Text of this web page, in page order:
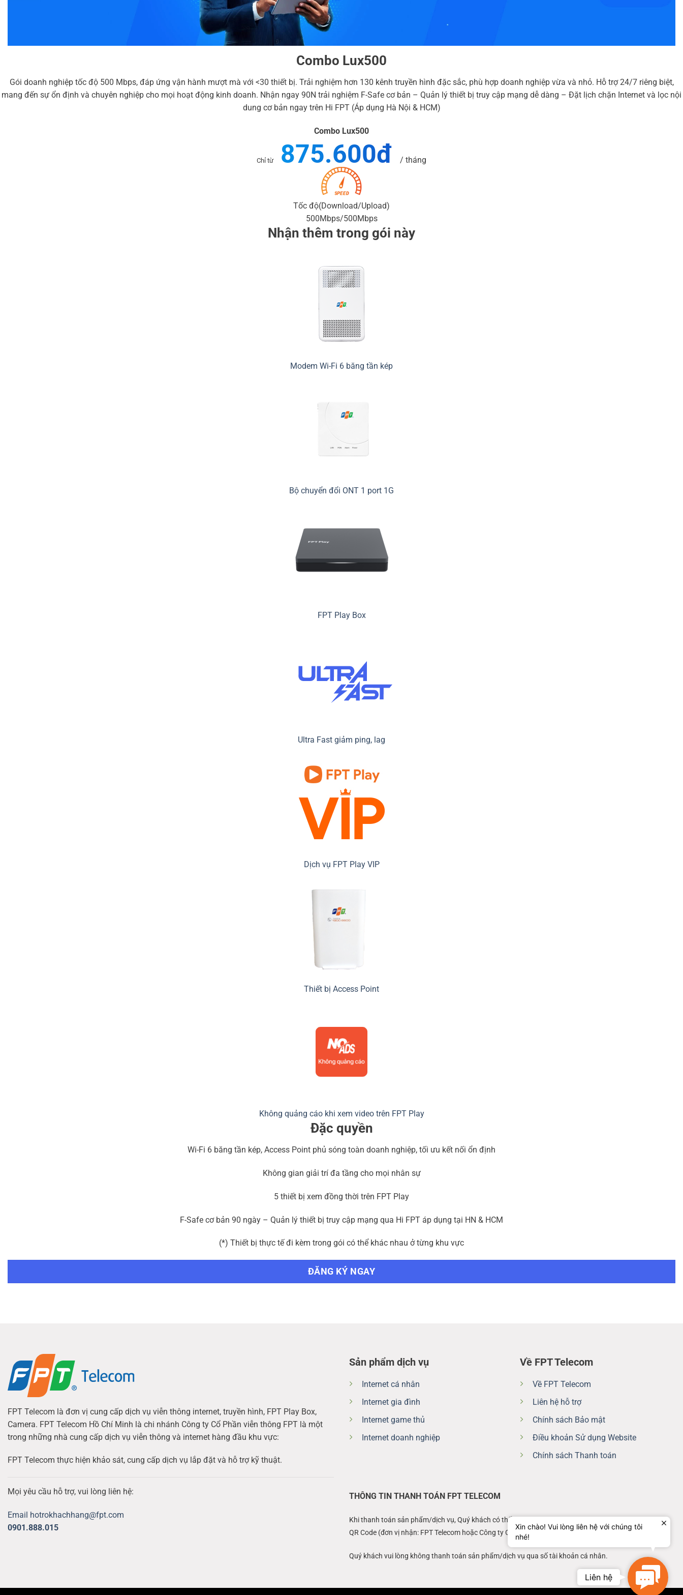
Combo Lux500
Gói doanh nghiệp tốc độ 500 Mbps, đáp ứng vận hành mượt mà với <30 thiết bị. Trải nghiệm hơn 130 kênh truyền hình đặc sắc, phù hợp doanh nghiệp vừa và nhỏ. Hỗ trợ 24/7 riêng biệt,
mang đến sự ổn định và chuyên nghiệp cho mọi hoạt động kinh doanh. Nhận ngay 90N trải nghiệm F-Safe cơ bản – Quản lý thiết bị truy cập mạng dễ dàng – Đặt lịch chặn Internet và lọc nội
dung cơ bản ngay trên Hi FPT (Áp dụng Hà Nội & HCM)
Combo Lux500
Chỉ từ 875.600đ / tháng
Tốc độ(Download/Upload)
500Mbps/500Mbps
Nhận thêm trong gói này
Modem Wi-Fi 6 băng tần kép
Bộ chuyển đổi ONT 1 port 1G
FPT Play Box
Ultra Fast giảm ping, lag
Dịch vụ FPT Play VIP
Thiết bị Access Point
Không quảng cáo khi xem video trên FPT Play
Đặc quyền
Wi-Fi 6 băng tần kép, Access Point phủ sóng toàn doanh nghiệp, tối ưu kết nối ổn định
Không gian giải trí đa tầng cho mọi nhân sự
5 thiết bị xem đồng thời trên FPT Play
F-Safe cơ bản 90 ngày – Quản lý thiết bị truy cập mạng qua Hi FPT áp dụng tại HN & HCM
(*) Thiết bị thực tế đi kèm trong gói có thể khác nhau ở từng khu vực
ĐĂNG KÝ NGAY
FPT Telecom là đơn vị cung cấp dịch vụ viễn thông internet, truyền hình, FPT Play Box,
Camera. FPT Telecom Hồ Chí Minh là chi nhánh Công ty Cổ Phần viễn thông FPT là một
trong những nhà cung cấp dịch vụ viễn thông và internet hàng đầu khu vực:
FPT Telecom thực hiện khảo sát, cung cấp dịch vụ lắp đặt và hỗ trợ kỹ thuật.
Mọi yêu cầu hỗ trợ, vui lòng liên hệ:
Email hotrokhachhang@fpt.com
0901.888.015
Sản phẩm dịch vụ
Internet cá nhân
Internet gia đình
Internet game thủ
Internet doanh nghiệp
Về FPT Telecom
Về FPT Telecom
Liên hệ hỗ trợ
Chính sách Bảo mật
Điều khoản Sử dụng Website
Chính sách Thanh toán
THÔNG TIN THANH TOÁN FPT TELECOM
Khi thanh toán sản phẩm/dịch vụ, Quý khách có thể thực hiện thanh toán qua ứng dụng Hi FPT hoặc
QR Code (đơn vị nhận: FPT Telecom hoặc Công ty Cổ phần Viễn thông FPT).
Quý khách vui lòng không thanh toán sản phẩm/dịch vụ qua số tài khoản cá nhân.
Contact
Us
Liên hệ
Xin chào! Vui lòng liên hệ với chúng tôi
nhé!